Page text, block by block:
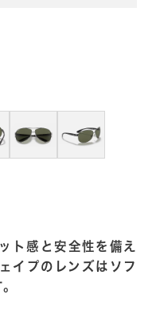
ト感と安全性を備え
イプのレンズはソフ